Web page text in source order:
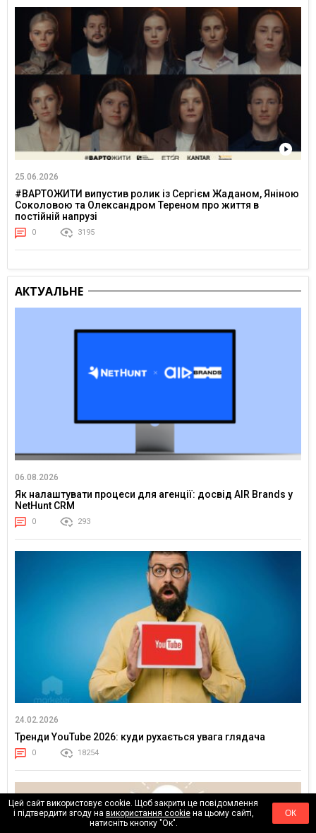
25.06.2026
#ВАРТОЖИТИ випустив ролик із Сергієм Жаданом, Яніною
Соколовою та Олександром Тереном про життя в
постійній напрузі
0 3195
АКТУАЛЬНЕ
06.08.2026
Як налаштувати процеси для агенції: досвід AIR Brands у
NetHunt CRM
0 293
24.02.2026
Тренди YouTube 2026: куди рухається увага глядача
0 18254
Цей сайт використовує cookie. Щоб закрити це повідомлення
і підтвердити згоду на використання cookieна цьому сайті,
натисніть кнопку "Ок".
ОК